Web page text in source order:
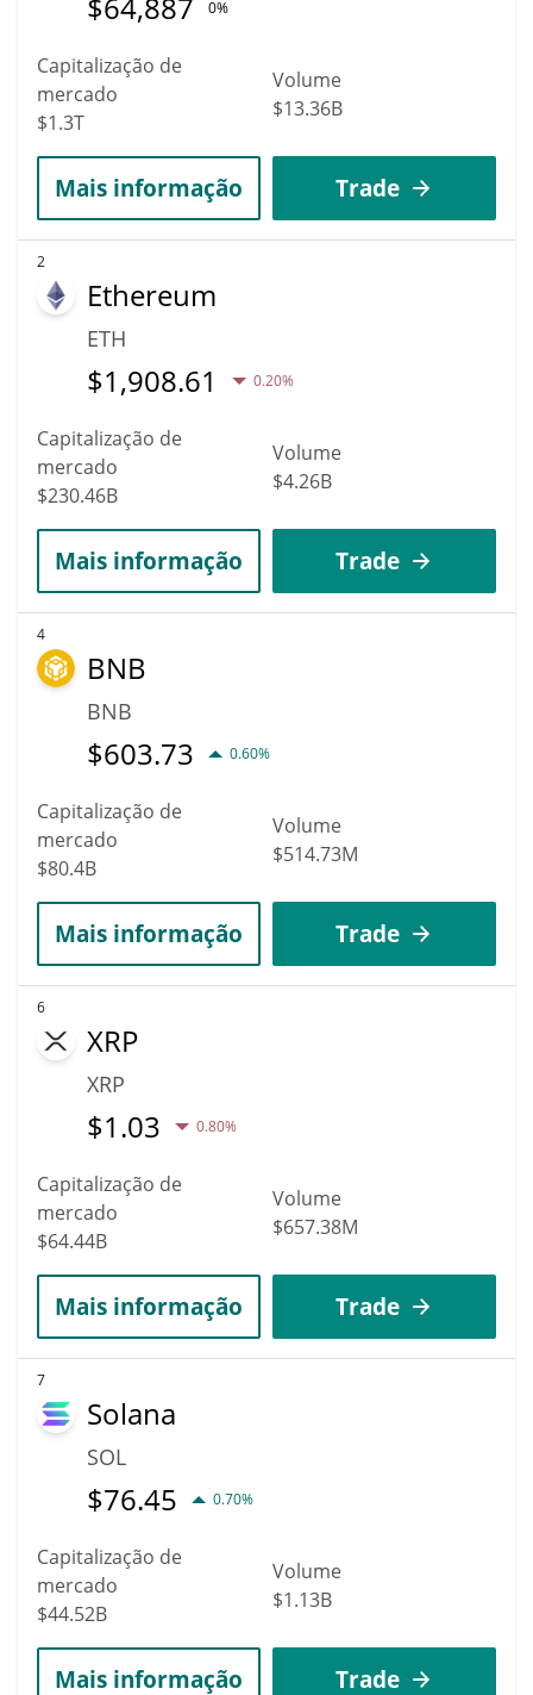
0%
Capitalização de
mercado
$1.3T
Volume
$13.36B
Mais informação Trade
2
Ethereum
ETH
$1,908.61 0.20%
Capitalização de
mercado
$230.46B
Volume
$4.26B
Mais informação Trade
4
BNB
BNB
$603.73 0.60%
Capitalização de
mercado
$80.4B
Volume
$514.73M
Mais informação Trade
6
XRP
XRP
$1.03 0.80%
Capitalização de
mercado
$64.44B
Volume
$657.38M
Mais informação Trade
7
Solana
SOL
$76.45 0.70%
Capitalização de
mercado
$44.52B
Volume
$1.13B
Mais informação Trade